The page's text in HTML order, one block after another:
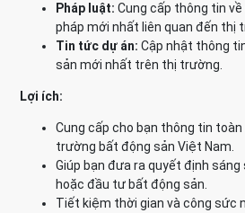
Pháp luật: Cung cấp thông tin
pháp mới nhất liên quan đến thị
Tin tức dự án: Cập nhật thông
sản mới nhất trên thị trường.
Lợi ích:
Cung cấp cho bạn thông tin
trường bất động sản Việt Nam.
Giúp bạn đưa ra quyết định
hoặc đầu tư bất động sản.
Tiết kiệm thời gian và công sức